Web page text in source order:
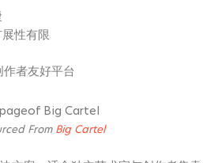
性有限
者友好平台
From Big Cartel